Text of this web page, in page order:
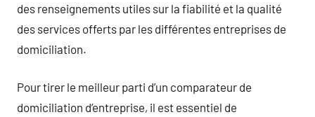
des renseignements utiles sur la fiabilité et la qualité
des services offerts par les différentes entreprises de
domiciliation.
Pour tirer le meilleur parti d’un comparateur de
domiciliation d’entreprise, il est essentiel de